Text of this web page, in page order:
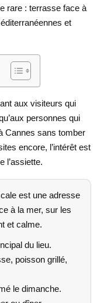
rare : terrasse face à
et
aux visiteurs qui
personnes qui
Cannes sans tomber
encore, l’intérêt est
l’assiette.
est une adresse
à la mer, sur les
et calme.
du lieu.
poisson grillé,
le dimanche.